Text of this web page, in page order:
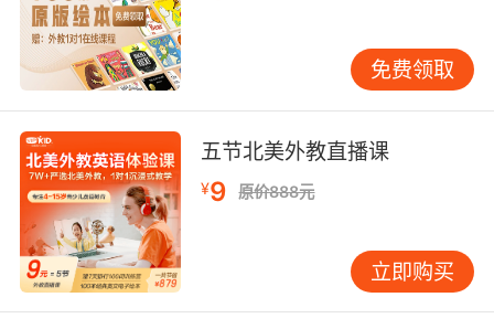
母语环境，纯正的北美发音+多场景化的教学，可
以让孩子进入到仿母语的环境中。大家应该都知
道孩子的英语学习都是比较缺乏语言环境的，那
么vipkid就是让孩子进入到这样的语言环境中，
在应用中学习语言，自然可以习得知识丰富的英
语。
vipkid效果怎么样好吗现在大家都知道了吧，希
望通过以上分享大家都能更加了解vipkid。
免费领取
五节北美外教直播课
¥9 原价888元
立即购买